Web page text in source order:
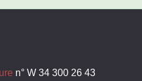
n° W 34 300 26 43